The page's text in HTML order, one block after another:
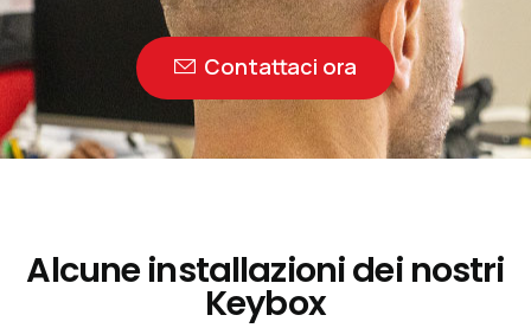
Contattaci ora
Alcune installazioni dei nostri
Keybox